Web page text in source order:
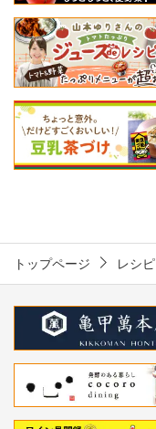
トップページ レシピ